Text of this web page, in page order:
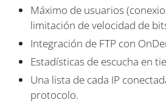
Máximo de usuarios
limitación de velocidad de
Integración de FTP con
Estadísticas de escucha en
Una lista de cada IP
protocolo.